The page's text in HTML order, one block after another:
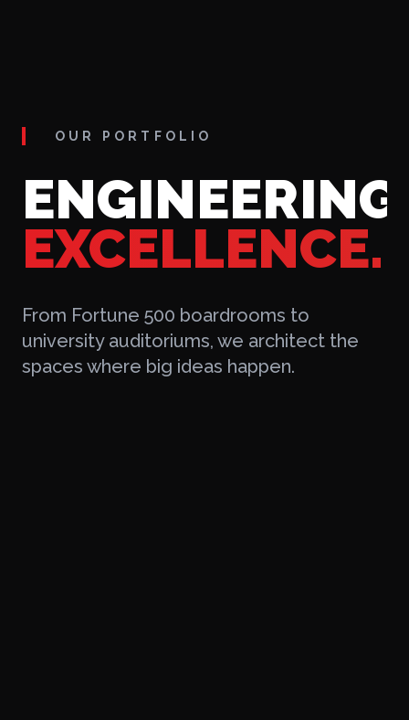
OUR PORTFOLIO
ENGINEERING
EXCELLENCE.
From Fortune 500 boardrooms to
university auditoriums, we architect the
spaces where big ideas happen.